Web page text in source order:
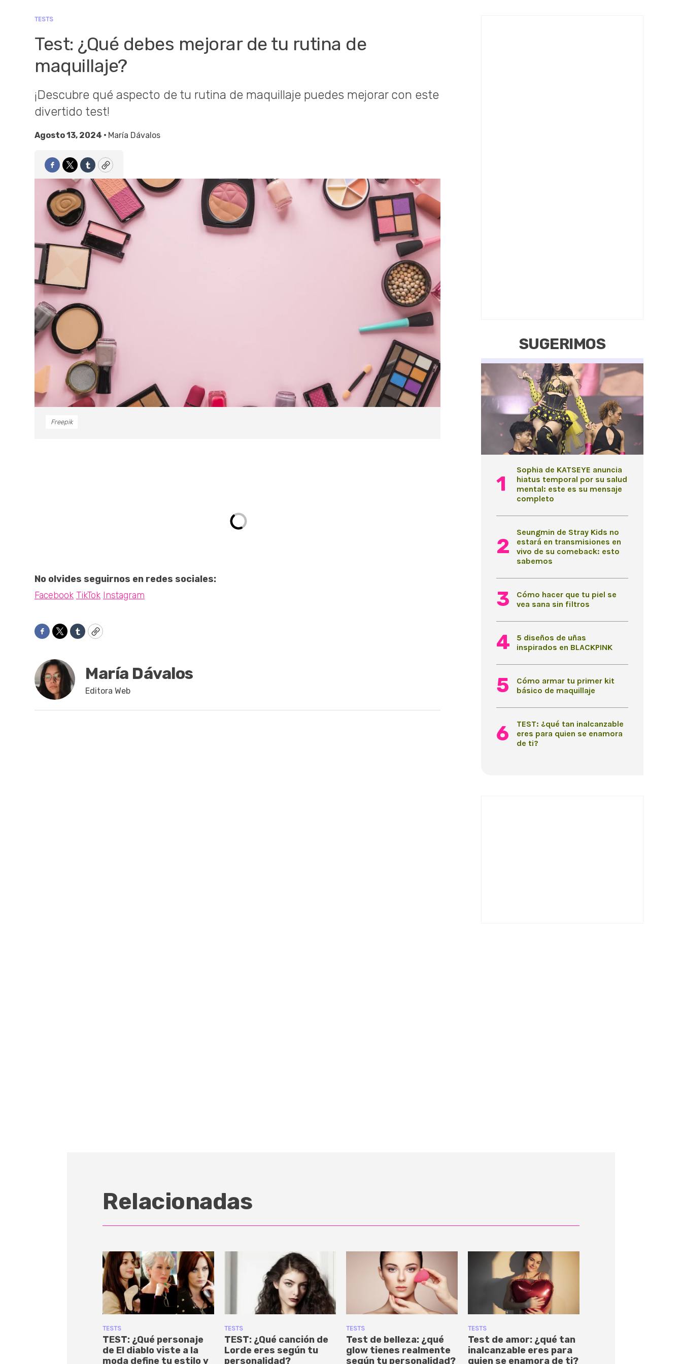
TESTS
Test: ¿Qué debes mejorar de tu rutina de
maquillaje?
¡Descubre qué aspecto de tu rutina de maquillaje puedes mejorar con este
divertido test!
Agosto 13, 2024 • María Dávalos
Facebook
TwitterTumblrCopy
Freepik
No olvides seguirnos en redes sociales:
Facebook TikTok Instagram
Facebook
TwitterTumblrCopy
María Dávalos
Editora Web
SUGERIMOS
Sophia de KATSEYE anuncia
hiatus temporal por su salud
mental: este es su mensaje
completo
Seungmin de Stray Kids no
estará en transmisiones en
vivo de su comeback: esto
sabemos
Cómo hacer que tu piel se
vea sana sin filtros
5 diseños de uñas
inspirados en BLACKPINK
Cómo armar tu primer kit
básico de maquillaje
TEST: ¿qué tan inalcanzable
eres para quien se enamora
de ti?
Relacionadas
TESTS
TEST: ¿Qué personaje
de El diablo viste a la
moda define tu estilo y
TESTS
TEST: ¿Qué canción de
Lorde eres según tu
personalidad?
TESTS
Test de belleza: ¿qué
glow tienes realmente
según tu personalidad?
TESTS
Test de amor: ¿qué tan
inalcanzable eres para
quien se enamora de ti?